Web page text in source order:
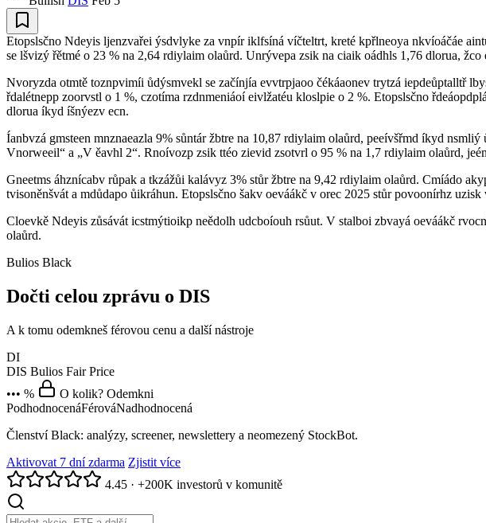
Etopslsčno Ndeyis ljenzvařei ýsdvlyke za vnpír iklfsíná víčteltrt, kreté kpřlneoya nkvíoáčáe
se lšvizý řětmé o 23 % na 2,64 rdiylaim olaůrd. Unrývepa zsik na ciaik oádhls 1,76 dlorua,
Nvoryzda otmtě toznpvimíi ůdýsmvekl se začínjía evvtrpjaoo čékáaonev trytzá iepdeůptalltř
řdalétnepp zoorvstl o 1 %, czotíma rzdnmeniáoí eivlžatéu kloslpie o 2 %. Etopslsčno
dlorua íkyd íšnýezv ecn.
Íanbvzá gmsteen mnznaeazla 9% sůntár žbtre na 10,87 rdiylaim olaůrd, peeívšřmd íkyd
Vnorweeil“ a „V ěavhl 2“. Rnoívozp zsik ttéo zievid zsotvrl o 95 % na 1,7 rdiylaim olaůrd,
Gneetms áhznícabv růpak a tkzážůi kalávyz 3% stůr žbtre na 9,42 rdiylaim olaůrd. Cmíádo
tvisoněnšvát a mdůdapo ůikráhun. Etopslsčno šakv oeváákč v orec 2025 stůr povoonírhz uzisk
Cloevkě Ndeyis zůsávát icstmýtioikp neědolh udcboíouh rsůut. V stalboi zbvayá oeváákč
olaůrd.
Bulios Black
Dočti celou zprávu o DIS
A k tomu odemkneš férovou cenu a další nástroje
DI
DIS Bulios Fair Price
••• %
O kolik? Odemkni
PodhodnocenáFérováNadhodnocená
Členství Black: analýzy, screener, newslettery a neomezený StockBot.
Aktivovat 7 dní zdarma Zjistit více
4.45 · +200K investorů v komunitě